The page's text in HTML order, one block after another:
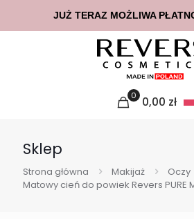
0 0,00 zł
Sklep
Strona główna Makijaż Oczy
Matowy cień do powiek Revers PURE
JUŻ TERAZ MOŻLIWA